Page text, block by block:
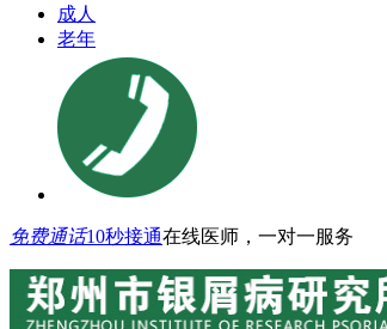
成人
老年
免费通话10秒接通在线医师，一对一服务